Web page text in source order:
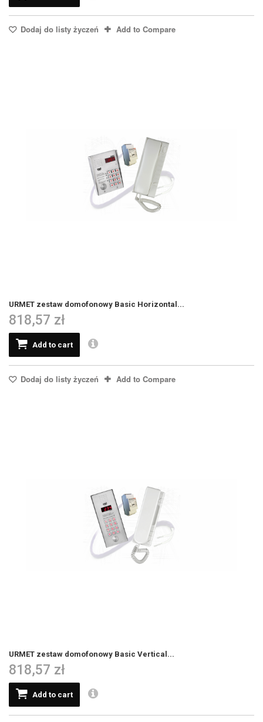
Dodaj do listy życzeń Add to Compare
URMET zestaw domofonowy Basic Horizontal...
818,57 zł
Add to cart
Dodaj do listy życzeń Add to Compare
URMET zestaw domofonowy Basic Vertical...
818,57 zł
Add to cart